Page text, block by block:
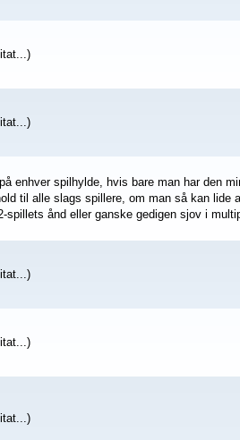
enhver spilhylde, hvis bare man har den
til alle slags spillere, om man så kan lide
spillets ånd eller ganske gedigen sjov i